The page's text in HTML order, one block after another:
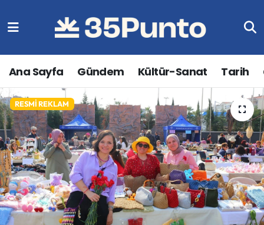
Ana Sayfa Gündem Kültür-Sanat Tarih
RESMI REKLAM